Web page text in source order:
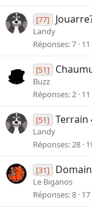
[77]
Landy
Réponses 7
[51]
Buzz
Réponses 2
[51] Terrain
Landy
Réponses 28
[31]
Le Biganos
Réponses 8